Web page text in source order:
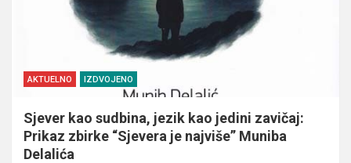
AKTUELNO IZDVOJENO
Sjever kao sudbina, jezik kao jedini zavičaj:
Prikaz zbirke “Sjevera je najviše” Muniba
Delalića